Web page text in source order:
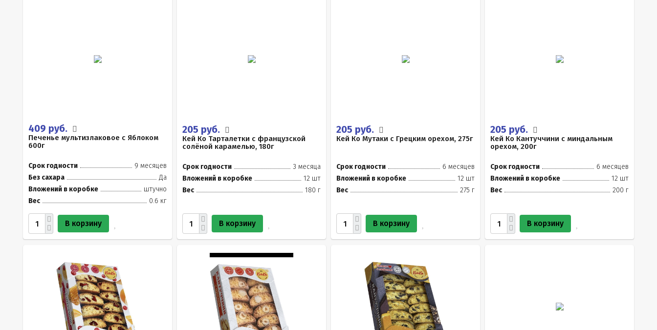
409 руб.
Печенье мультизлаковое с Яблоком
600г
Срок годности
9 месяцев
Без сахара
Да
Вложений в коробке
штучно
Вес
0.6 кг
В корзину
205 руб.
Кей Ко Тарталетки с французской
солёной карамелью, 180г
Срок годности
3 месяца
Вложений в коробке
12 шт
Вес
180 г
В корзину
205 руб.
Кей Ко Мутаки с Грецким орехом, 275г
Срок годности
6 месяцев
Вложений в коробке
12 шт
Вес
275 г
В корзину
205 руб.
Кей Ко Кантуччини с миндальным
орехом, 200г
Срок годности
6 месяцев
Вложений в коробке
12 шт
Вес
200 г
В корзину